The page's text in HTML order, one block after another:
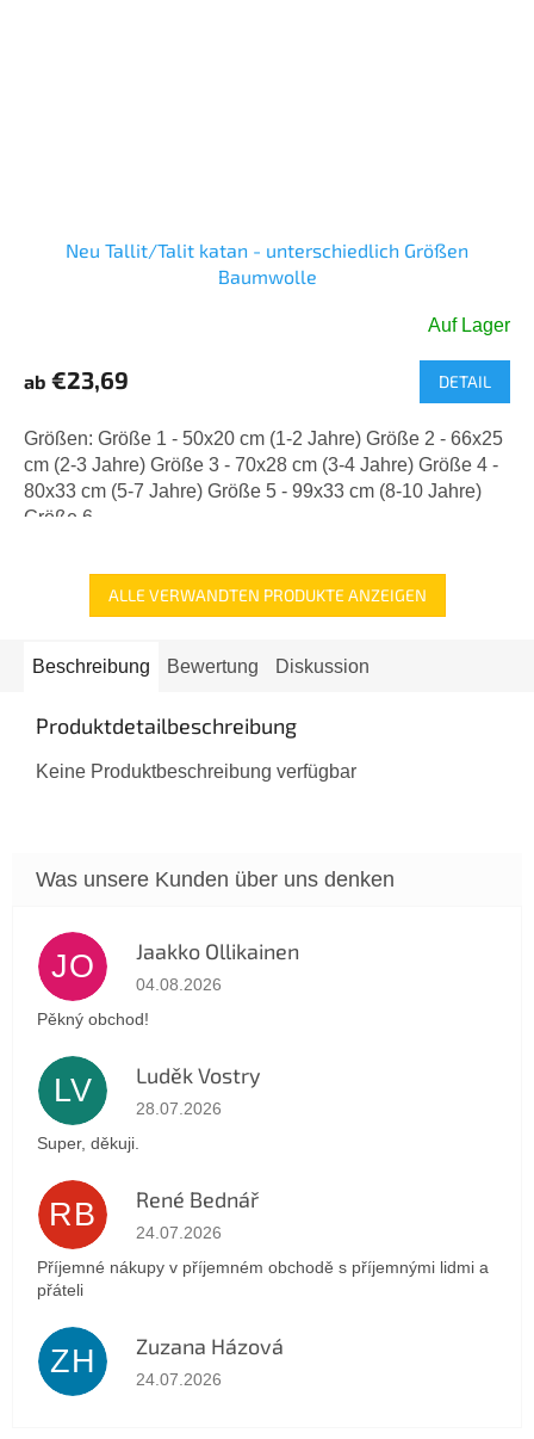
Neu Tallit/Talit katan - unterschiedlich Größen
Baumwolle
Auf Lager
ab €23,69 DETAIL
Größen: Größe 1 - 50x20 cm (1-2 Jahre) Größe 2 - 66x25
cm (2-3 Jahre) Größe 3 - 70x28 cm (3-4 Jahre) Größe 4 -
80x33 cm (5-7 Jahre) Größe 5 - 99x33 cm (8-10 Jahre)
Größe 6 -...
ALLE VERWANDTEN PRODUKTE ANZEIGEN
Beschreibung Bewertung Diskussion
Produktdetailbeschreibung
Keine Produktbeschreibung verfügbar
JO Jaakko Ollikainen
Die Shop-Bewertung beträgt 5 von 5 Sternen.
04.08.2026
Pěkný obchod!
LV Luděk Vostry
Die Shop-Bewertung beträgt 5 von 5 Sternen.
28.07.2026
Super, děkuji.
RB René Bednář
Die Shop-Bewertung beträgt 5 von 5 Sternen.
24.07.2026
Příjemné nákupy v příjemném obchodě s příjemnými lidmi a
přáteli
ZH Zuzana Házová
Die Shop-Bewertung beträgt 5 von 5 Sternen.
24.07.2026